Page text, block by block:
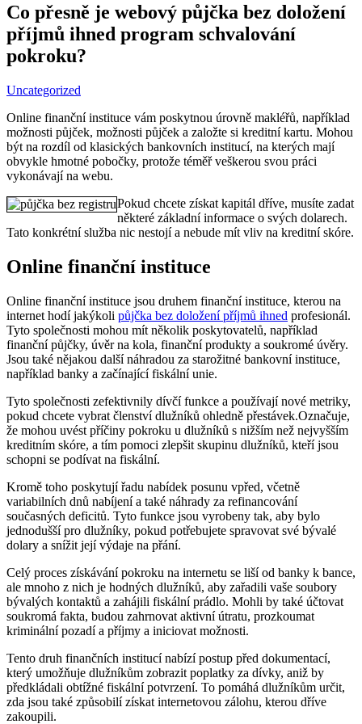
Co přesně je webový půjčka bez doložení
příjmů ihned program schvalování
pokroku?
Uncategorized
Online finanční instituce vám poskytnou úrovně makléřů, například
možnosti půjček, možnosti půjček a založte si kreditní kartu. Mohou
být na rozdíl od klasických bankovních institucí, na kterých mají
obvykle hmotné pobočky, protože téměř veškerou svou práci
vykonávají na webu.
Pokud chcete získat kapitál dříve, musíte zadat
některé základní informace o svých dolarech.
Tato konkrétní služba nic nestojí a nebude mít vliv na kreditní skóre.
Online finanční instituce
Online finanční instituce jsou druhem finanční instituce, kterou na
internet hodí jakýkoli půjčka bez doložení příjmů ihned profesionál.
Tyto společnosti mohou mít několik poskytovatelů, například
finanční půjčky, úvěr na kola, finanční produkty a soukromé úvěry.
Jsou také nějakou další náhradou za starožitné bankovní instituce,
například banky a začínající fiskální unie.
Tyto společnosti zefektivnily dívčí funkce a používají nové metriky,
pokud chcete vybrat členství dlužníků ohledně přestávek.Označuje,
že mohou uvést příčiny pokroku u dlužníků s nižším než nejvyšším
kreditním skóre, a tím pomoci zlepšit skupinu dlužníků, kteří jsou
schopni se podívat na fiskální.
Kromě toho poskytují řadu nabídek posunu vpřed, včetně
variabilních dnů nabíjení a také náhrady za refinancování
současných deficitů. Tyto funkce jsou vyrobeny tak, aby bylo
jednodušší pro dlužníky, pokud potřebujete spravovat své bývalé
dolary a snížit její výdaje na přání.
Celý proces získávání pokroku na internetu se liší od banky k bance,
ale mnoho z nich je hodných dlužníků, aby zařadili vaše soubory
bývalých kontaktů a zahájili fiskální prádlo. Mohli by také účtovat
soukromá fakta, budou zahrnovat aktivní útratu, prozkoumat
kriminální pozadí a příjmy a iniciovat možnosti.
Tento druh finančních institucí nabízí postup před dokumentací,
který umožňuje dlužníkům zobrazit poplatky za dívky, aniž by
předkládali obtížné fiskální potvrzení. To pomáhá dlužníkům určit,
zda jsou také způsobilí získat internetovou zálohu, kterou dříve
zakoupili.